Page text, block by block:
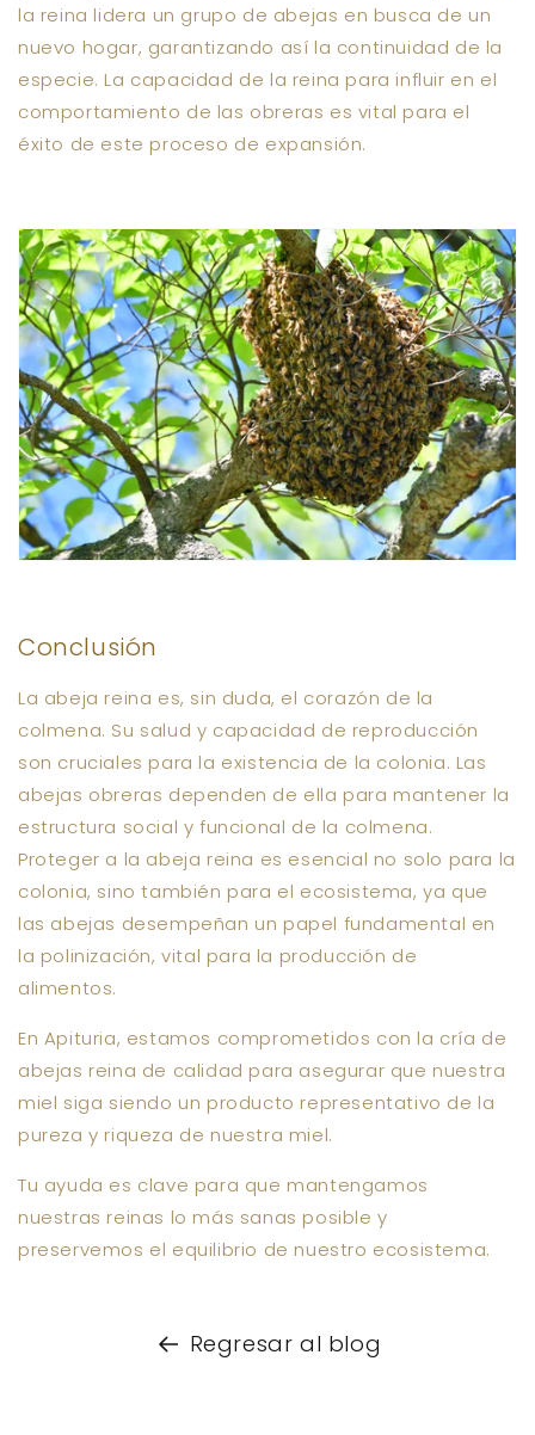
la reina lidera un grupo de abejas en busca de un
nuevo hogar, garantizando así la continuidad de la
especie. La capacidad de la reina para influir en el
comportamiento de las obreras es vital para el
éxito de este proceso de expansión.
Conclusión
La abeja reina es, sin duda, el corazón de la
colmena. Su salud y capacidad de reproducción
son cruciales para la existencia de la colonia. Las
abejas obreras dependen de ella para mantener la
estructura social y funcional de la colmena.
Proteger a la abeja reina es esencial no solo para la
colonia, sino también para el ecosistema, ya que
las abejas desempeñan un papel fundamental en
la polinización, vital para la producción de
alimentos​.
En Apituria, estamos comprometidos con la cría de
abejas reina de calidad para asegurar que nuestra
miel siga siendo un producto representativo de la
pureza y riqueza de nuestra miel.
Tu ayuda es clave para que mantengamos
nuestras reinas lo más sanas posible y
preservemos el equilibrio de nuestro ecosistema.
Regresar al blog